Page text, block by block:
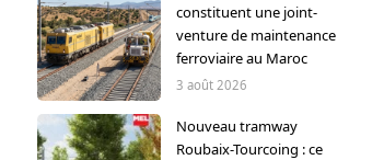
constituent une joint-
venture de maintenance
ferroviaire au Maroc
3 août 2026
Nouveau tramway
Roubaix-Tourcoing : ce